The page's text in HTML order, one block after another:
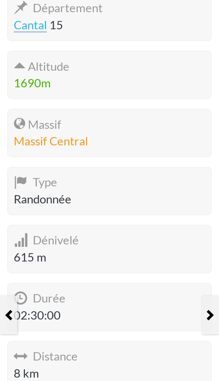
Département
Cantal 15
Altitude
1690m
Massif
Massif Central
Type
Randonnée
Dénivelé
615 m
Durée
02:30:00
Distance
8 km
La Porte du Lion